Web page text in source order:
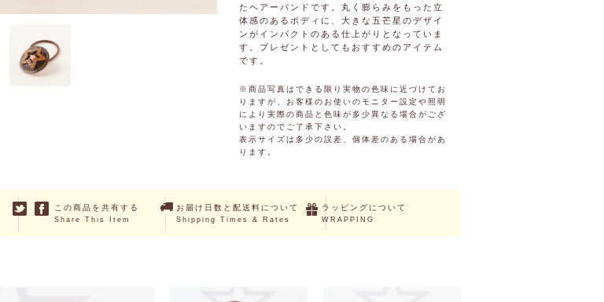
たヘアーバンドです。丸く膨らみをもった立
体感のあるボディに、大きな五芒星のデザイ
ンがインパクトのある仕上がりとなっていま
す。プレゼントとしてもおすすめのアイテム
です。
※商品写真はできる限り実物の色味に近づけてお
りますが、お客様のお使いのモニター設定や照明
により実際の商品と色味が多少異なる場合がござ
いますのでご了承下さい。
表示サイズは多少の誤差、個体差のある場合があ
ります。
この商品を共有する
Share This Item
お届け日数と配送料について
Shipping Times & Rates
ラッピングについて
WRAPPING